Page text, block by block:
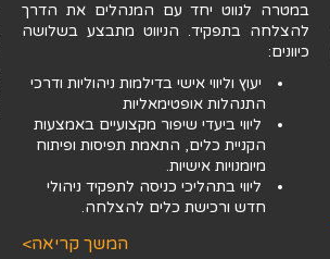
במטרה לנווט יחד עם המנהלים את הדרך
להצלחה בתפקיד. הניווט מתבצע בשלושה
כיוונים:
יעוץ וליווי אישי בדילמות ניהוליות ודרכי
התנהלות אופטימאליות
ליווי ביעדי שיפור מקצועיים באמצעות
הקניית כלים, התאמת תפיסות ופיתוח
מיומנויות אישיות.
ליווי בתהליכי כניסה לתפקיד ניהולי
חדש ורכישת כלים להצלחה.
המשך קריאה>